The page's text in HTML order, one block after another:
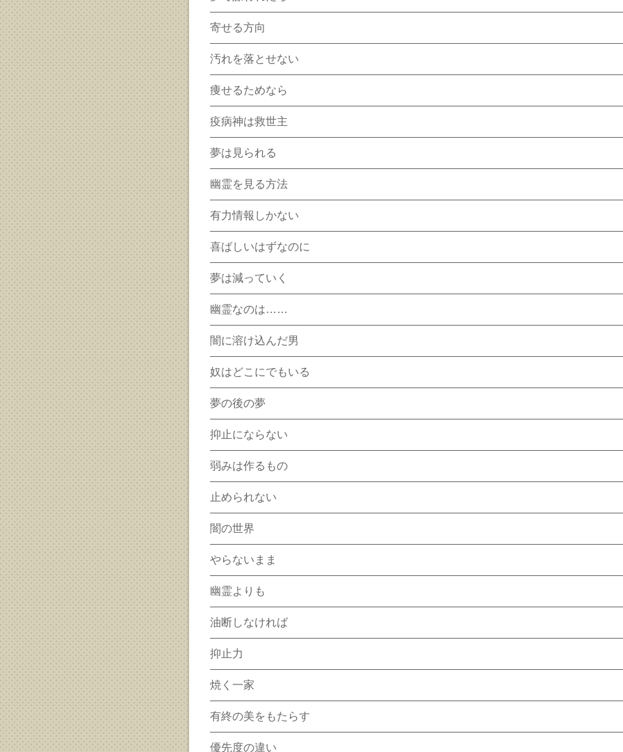
寄せる方向
汚れを落とせない
痩せるためなら
疫病神は救世主
夢は見られる
幽霊を見る方法
有力情報しかない
喜ばしいはずなのに
夢は減っていく
幽霊なのは……
闇に溶け込んだ男
奴はどこにでもいる
夢の後の夢
抑止にならない
弱みは作るもの
止められない
闇の世界
やらないまま
幽霊よりも
油断しなければ
抑止力
焼く一家
有終の美をもたらす
優先度の違い